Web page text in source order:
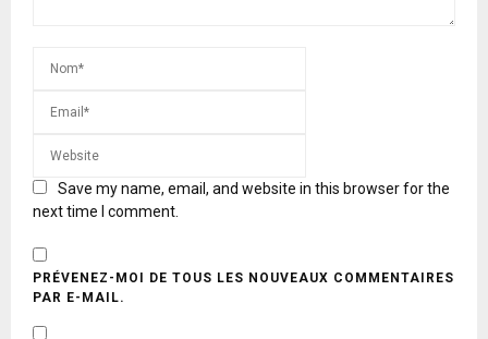
Save my name, email, and website in this browser for the
next time I comment.
PRÉVENEZ-MOI DE TOUS LES NOUVEAUX COMMENTAIRES
PAR E-MAIL.